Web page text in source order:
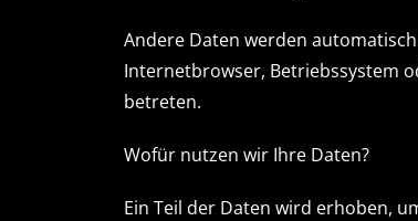
Andere Daten werden
Internetbrowser, Betriebssystem
betreten.
Wofür nutzen wir Ihre Daten?
Ein Teil der Daten wird erhoben,